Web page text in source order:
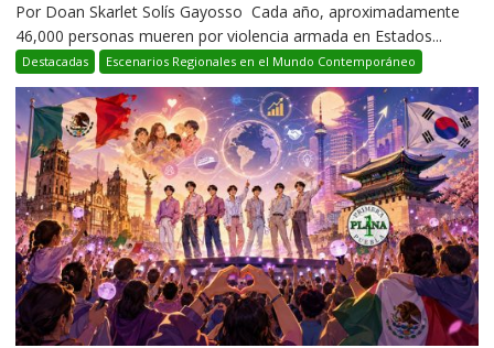
Por Doan Skarlet Solís Gayosso Cada año, aproximadamente
46,000 personas mueren por violencia armada en Estados...
Destacadas Escenarios Regionales en el Mundo Contemporáneo